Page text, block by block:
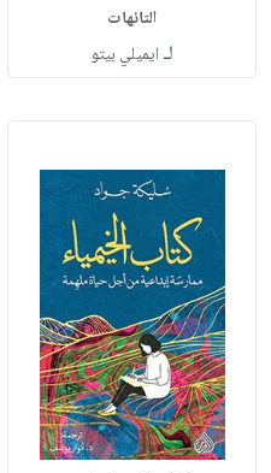
التائهات
لـ ايميلي بيتو